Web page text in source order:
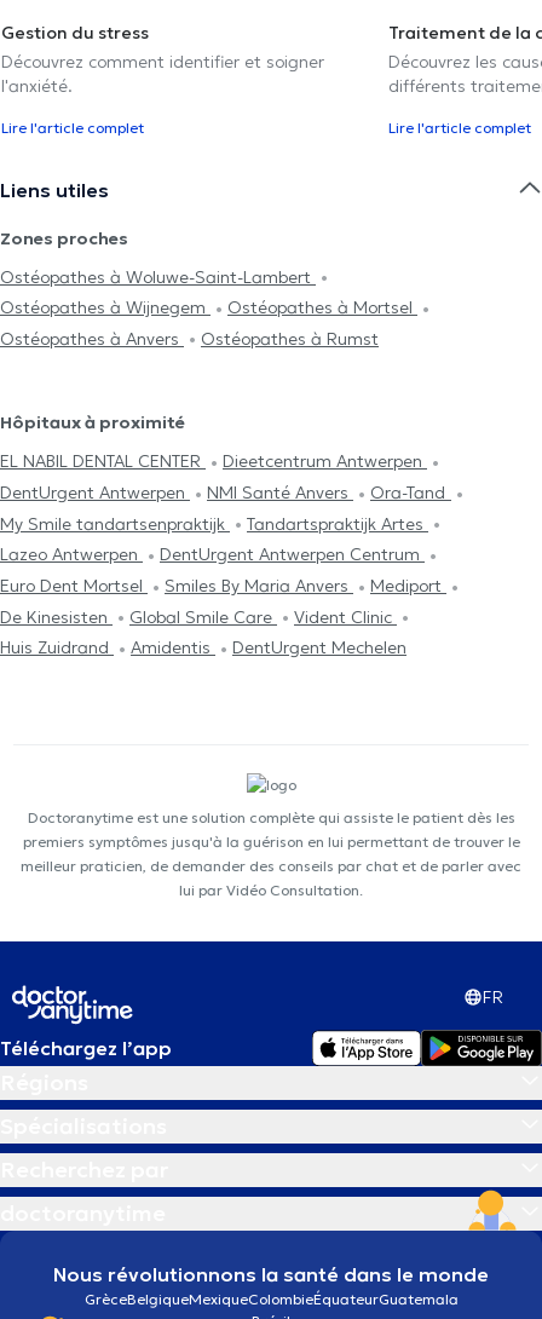
Gestion du stress
Découvrez comment identifier et soigner
l'anxiété.
Lire l'article complet
Traitement de la
Découvrez les
différents
Lire l'article complet
Liens utiles
Zones proches
Ostéopathes à Woluwe-Saint-Lambert
Ostéopathes à Wijnegem
Ostéopathes à Mortsel
Ostéopathes à Anvers
Ostéopathes à Rumst
Hôpitaux à proximité
EL NABIL DENTAL CENTER
Dieetcentrum Antwerpen
DentUrgent Antwerpen
NMI Santé Anvers
Ora-Tand
My Smile tandartsenpraktijk
Tandartspraktijk Artes
Lazeo Antwerpen
DentUrgent Antwerpen Centrum
Euro Dent Mortsel
Smiles By Maria Anvers
Mediport
De Kinesisten
Global Smile Care
Vident Clinic
Huis Zuidrand
Amidentis DentUrgent Mechelen
Doctoranytime est une solution complète qui assiste le patient dès les
premiers symptômes jusqu'à la guérison en lui permettant de trouver le
meilleur praticien, de demander des conseils par chat et de parler avec
lui par Vidéo Consultation.
FR
Téléchargez l’app
Nous révolutionnons la santé dans le monde
GrèceBelgiqueMexiqueColombieÉquateurGuatemala